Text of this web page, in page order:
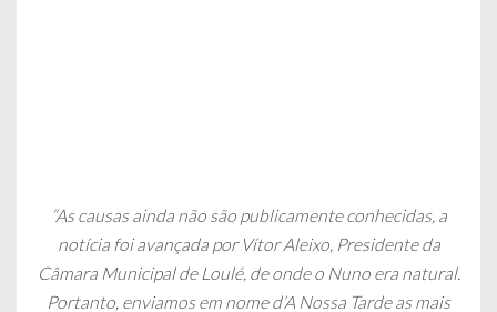
“As causas ainda não são publicamente conhecidas, a
notícia foi avançada por Vítor Aleixo, Presidente da
Câmara Municipal de Loulé, de onde o Nuno era natural.
Portanto, enviamos em nome d’A Nossa Tarde as mais